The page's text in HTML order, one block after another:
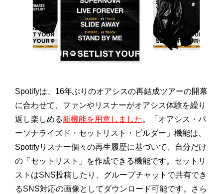
Spotifyは、16年ぶりのオアシスの再結成ツアーの開幕
に合わせて、ファンやリスナーがオアシス体験を繰り
返し楽しめる新機能を用意しました 。「オアシス・パ
ーソナライズド・セットリスト・ビルダー」機能は、
Spotifyリスナー個々の再生履歴に基づいて、自分だけ
の「セットリスト」を作成できる機能です。セットリ
ストはSNS投稿したり、グループチャットで共有でき
るSNS対応の画像としてダウンロード可能です。さら